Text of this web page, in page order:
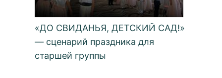
«ДО СВИДАНЬЯ, ДЕТСКИЙ САД!»
— сценарий праздника для
старшей группы